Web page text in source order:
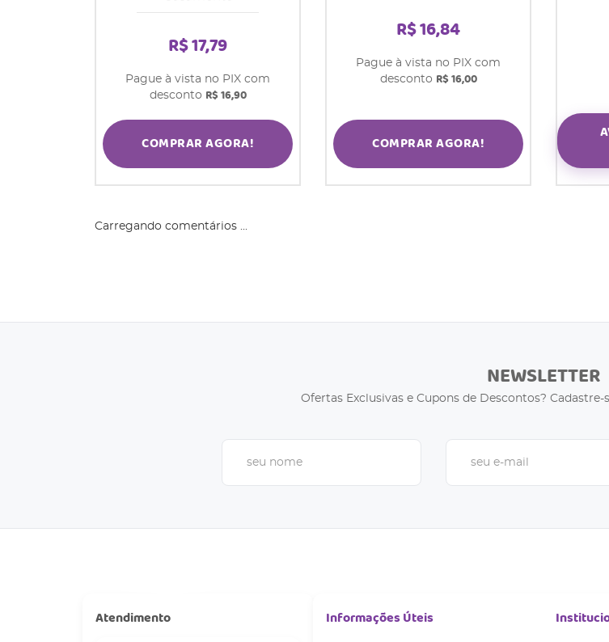
R$ 17,79
Pague à vista no PIX com
desconto R$ 16,90
COMPRAR AGORA!
R$ 16,84
Pague à vista no PIX com
desconto R$ 16,00
COMPRAR AGORA!
Carregando comentários ...
NEWSLETTER
Ofertas Exclusivas e Cupons de Descontos?
Atendimento Informações Úteis